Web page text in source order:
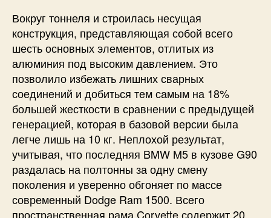
Вокруг тоннеля и строилась несущая
конструкция, представляющая собой всего
шесть основных элементов, отлитых из
алюминия под высоким давлением. Это
позволило избежать лишних сварных
соединений и добиться тем самым на 18%
большей жесткости в сравнении с предыдущей
генерацией, которая в базовой версии была
легче лишь на 10 кг. Неплохой результат,
учитывая, что последняя BMW M5 в кузове G90
раздалась на полтонны за одну смену
поколения и уверенно обгоняет по массе
современный Dodge Ram 1500. Всего
пространственная рама Corvette содержит 20